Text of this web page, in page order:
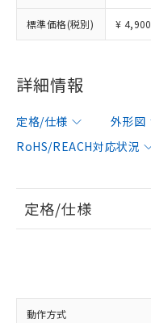
標準価格(税別) ¥ 4,900
詳細情報
定格/仕様 外形図
RoHS/REACH対応状況
定格/仕様
動作方式